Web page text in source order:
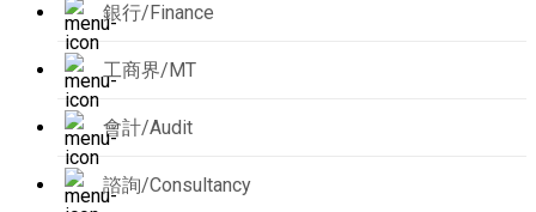
銀行/Finance
工商界/MT
會計/Audit
諮詢/Consultancy